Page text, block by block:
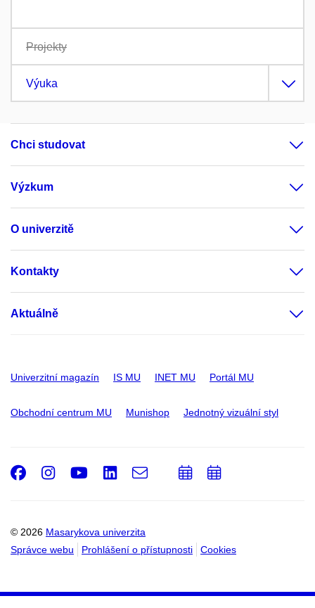
Projekty
Výuka
Chci studovat
Výzkum
O univerzitě
Kontakty
Aktuálně
Univerzitní magazín IS MU INET MU Portál MU
Obchodní centrum MU Munishop Jednotný vizuální styl
© 2026 Masarykova univerzita
Správce webu
Prohlášení o přístupnosti Cookies
Facebook
Instagram
Youtube
LinkedIn
e-
PřidatPřidat